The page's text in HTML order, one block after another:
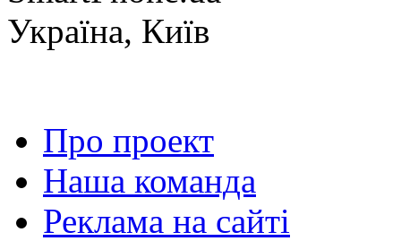
Україна, Київ
Про проект
Наша команда
Реклама на сайті